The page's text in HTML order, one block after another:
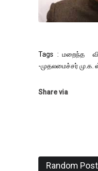
Tags : மறைந்த
-முதலமைச்சர் மு.க.
Share via
Random